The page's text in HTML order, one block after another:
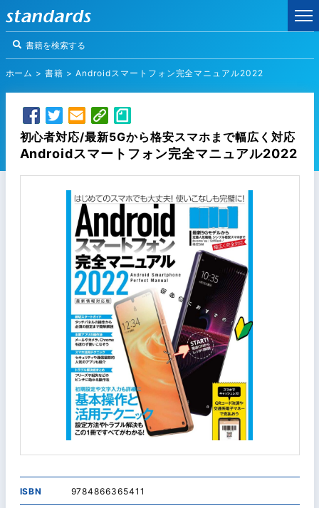
ホーム >書籍 >Androidスマートフォン完全マニュアル2022
初心者対応/最新5Gから格安スマホまで幅広く対応
Androidスマートフォン完全マニュアル2022
ISBN 9784866365411